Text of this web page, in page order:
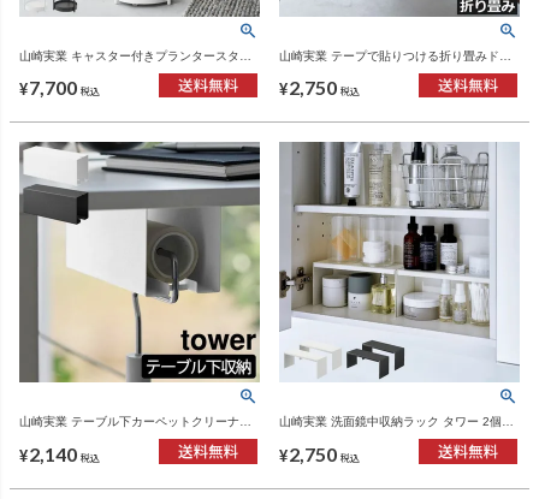
山崎実業 キャスター付きプランタースタン
ーシリーズ
¥7,700 税込
山崎実業 テープで貼りつける折り畳みドア
タワーシリーズ
¥2,750 税込
山崎実業 テーブル下カーペットクリーナー
ホルダー タワー tower | インテリア雑貨・タ
ワーシリーズ
¥2,140 税込
山崎実業 洗面鏡中収納ラック タワー 2個組
tower | インテリア雑貨・タワーシリーズ
¥2,750 税込